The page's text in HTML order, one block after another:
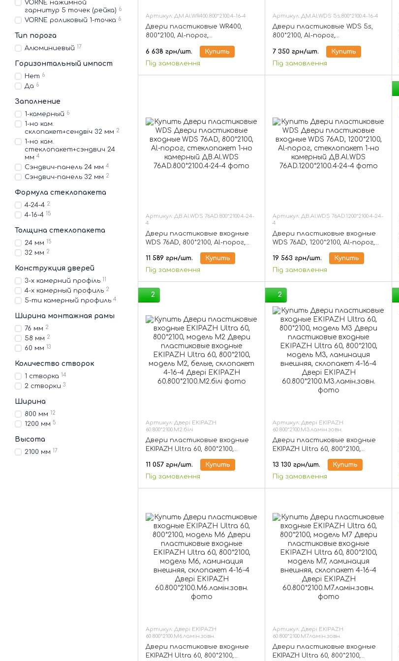
Артикул: ДМ.Al.WR400.800*2100.4-16-4
Двери пластиковые WR400,
800*2100, Al-порог,
стеклопакет 1-но камерный
6 638 грн/шт.
Купить
Під замовлення
Артикул: ДМ.Al.WDS 5s.800*2100.4-16-4
Двери пластиковые WDS 5s,
800*2100, Al-порог,
стеклопакет 1-но камерный
7 350 грн/шт.
Купить
Під замовлення
Артикул: ДВ.Al.WDS 76AD.800*2100.4-24-
4
Двери пластиковые входные
WDS 76AD, 800*2100, Al-порог,
стеклопакет 1-но камерный
11 589 грн/шт.
Купить
Під замовлення
Артикул: ДВ.Al.WDS 76AD.1200*2100.4-24-
4
Двери пластиковые входные
WDS 76AD, 1200*2100, Al-порог,
стеклопакет 1-но камерный
19 563 грн/шт.
Купить
Під замовлення
2
Артикул: Двері EKIPAZH
60.800*2100.М2.білі
Двери пластиковые входные
EKIPAZH Ultra 60, 800*2100,
модель М2, белые, склопакет
4-16-4
11 057 грн/шт.
Купить
Під замовлення
2
Артикул: Двері EKIPAZH
60.800*2100.М3.ламін.зовн.
Двери пластиковые входные
EKIPAZH Ultra 60, 800*2100,
модель М3, ламинация
внешняя, склопакет 4-16-4
13 130 грн/шт.
Купить
Під замовлення
Артикул: Двері EKIPAZH
60.800*2100.М6.ламін.зовн.
Двери пластиковые входные
EKIPAZH Ultra 60, 800*2100,
Артикул: Двері EKIPAZH
60.800*2100.М7.ламін.зовн.
Двери пластиковые входные
EKIPAZH Ultra 60, 800*2100,
VORNE нажимной
гарнитур 5 точек (рейка) 6
VORNE роликовый 1-точка 6
Тип порога
Алюминиевый 17
Горизонтальный импост
Нет 6
Да 6
Заполнение
1-камерный 6
1-но кам.
склопакет+сендвіч 32 мм 2
1-но кам.
стеклопакет+сэндвич 24
мм 4
Сэндвич-панель 24 мм 4
Сэндвич-панель 32 мм 2
Формула стеклопакета
4-24-4 2
4-16-4 15
Толщина стеклопакета
24 мм 15
32 мм 2
Конструкция дверей
3-х камерний профіль 11
4-х камерный профиль 2
5-ти камерный профиль 4
Ширина монтажная рамы
76 мм 2
58 мм 2
60 мм 13
Количество створок
1 створка 14
2 створки 3
Ширина
800 мм 12
1200 мм 5
Высота
2100 мм 17